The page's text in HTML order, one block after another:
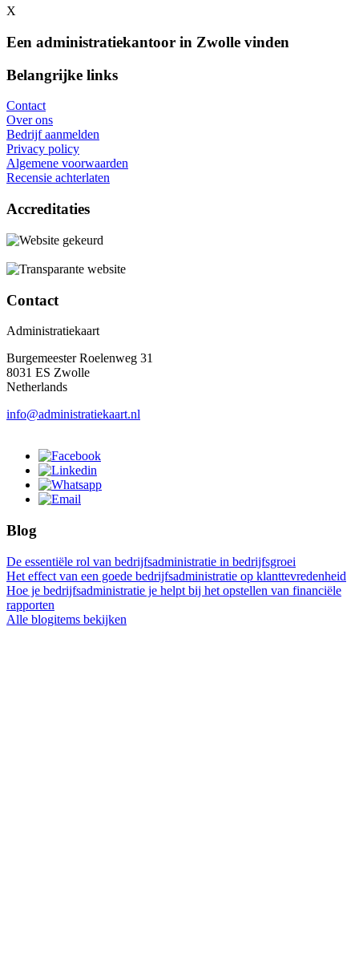
X
Een administratiekantoor in Zwolle vinden
Belangrijke links
Contact
Over ons
Bedrijf aanmelden
Privacy policy
Algemene voorwaarden
Recensie achterlaten
Accreditaties
Contact
Administratiekaart
Burgemeester Roelenweg 31
8031 ES Zwolle
Netherlands
info@administratiekaart.nl
Blog
De essentiële rol van bedrijfsadministratie in bedrijfsgroei
Het effect van een goede bedrijfsadministratie op klanttevredenheid
Hoe je bedrijfsadministratie je helpt bij het opstellen van financiële
rapporten
Alle blogitems bekijken